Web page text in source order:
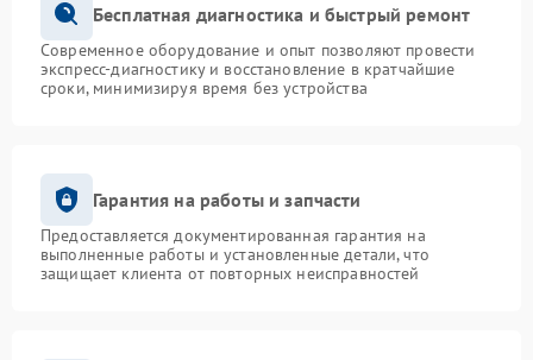
Бесплатная диагностика и быстрый ремонт
Современное оборудование и опыт позволяют провести
экспресс-диагностику и восстановление в кратчайшие
сроки, минимизируя время без устройства
Гарантия на работы и запчасти
Предоставляется документированная гарантия на
выполненные работы и установленные детали, что
защищает клиента от повторных неисправностей